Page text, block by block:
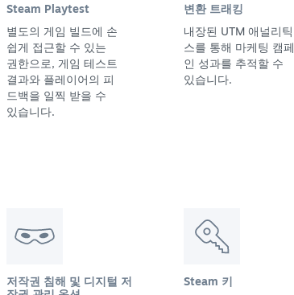
Steam Playtest
별도의 게임 빌드에 손
쉽게 접근할 수 있는
권한으로, 게임 테스트
결과와 플레이어의 피
드백을 일찍 받을 수
있습니다.
변환 트래킹
내장된 UTM 애널리틱
스를 통해 마케팅 캠페
인 성과를 추적할 수
있습니다.
저작권 침해 및 디지털 저
Steam 키